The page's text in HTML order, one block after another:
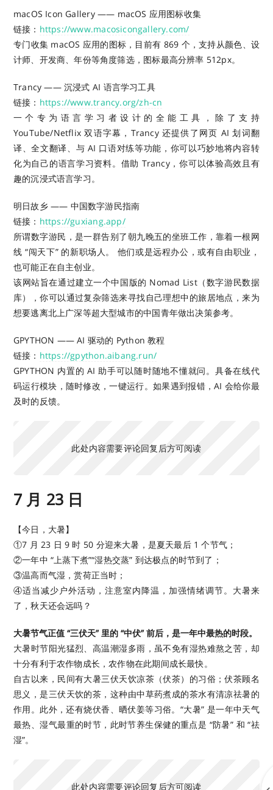
macOS Icon Gallery —— macOS 应用图标收集
链接： https://www.macosicongallery.com/
专门收集 macOS 应用的图标，目前有 869 个，支持从颜色、设
计师、开发商、年份等角度筛选，图标最高分辨率 512px。
Trancy —— 沉浸式 AI 语言学习工具
链接： https://www.trancy.org/zh-cn
一个专为语言学习者设计的全能工具，除了支持
YouTube/Netflix 双语字幕，Trancy 还提供了网页 AI 划词翻
译、全文翻译、与 AI 口语对练等功能，你可以巧妙地将内容转
化为自己的语言学习资料。借助 Trancy，你可以体验高效且有
趣的沉浸式语言学习。
明日故乡 —— 中国数字游民指南
链接： https://guxiang.app/
所谓数字游民，是一群告别了朝九晚五的坐班工作，靠着一根网
线 “闯天下” 的新职场人。 他们或是远程办公，或有自由职业，
也可能正在自主创业。
该网站旨在通过建立一个中国版的 Nomad List（数字游民数据
库），你可以通过复杂筛选来寻找自己理想中的旅居地点，来为
想要逃离北上广深等超大型城市的中国青年做出决策参考。
GPYTHON —— AI 驱动的 Python 教程
链接： https://gpython.aibang.run/
GPYTHON 内置的 AI 助手可以随时随地不懂就问。具备在线代
码运行模块，随时修改，一键运行。如果遇到报错，AI 会给你最
及时的反馈。
此处内容需要评论回复后方可阅读
7 月 23 日
【今日，大暑】
①7 月 23 日 9 时 50 分迎来大暑，是夏天最后 1 个节气；
②一年中 “上蒸下煮”“湿热交蒸” 到达极点的时节到了；
③温高而气湿，赏荷正当时；
④适当减少户外活动，注意室内降温，加强情绪调节。大暑来
了，秋天还会远吗？ ​
大暑节气正值 “三伏天” 里的 “中伏” 前后，是一年中最热的时段。
大暑时节阳光猛烈、高温潮湿多雨，虽不免有湿热难熬之苦，却
十分有利于农作物成长，农作物在此期间成长最快。
自古以来，民间有大暑三伏天饮凉茶（伏茶）的习俗；伏茶顾名
思义，是三伏天饮的茶，这种由中草药煮成的茶水有清凉祛暑的
作用。此外，还有烧伏香、晒伏姜等习俗。“大暑” 是一年中天气
最热、湿气最重的时节，此时节养生保健的重点是 “防暑” 和 “祛
湿”。
此处内容需要评论回复后方可阅读